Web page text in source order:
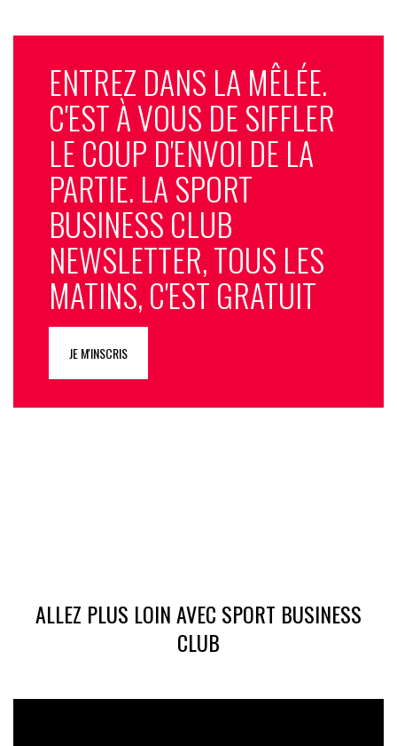
ENTREZ DANS LA MÊLÉE.
C'EST À VOUS DE SIFFLER
LE COUP D'ENVOI DE LA
PARTIE. LA SPORT
BUSINESS CLUB
NEWSLETTER, TOUS LES
MATINS, C'EST GRATUIT
JE M'INSCRIS
ALLEZ PLUS LOIN AVEC SPORT BUSINESS
CLUB